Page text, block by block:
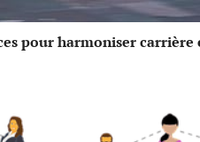
pour harmoniser